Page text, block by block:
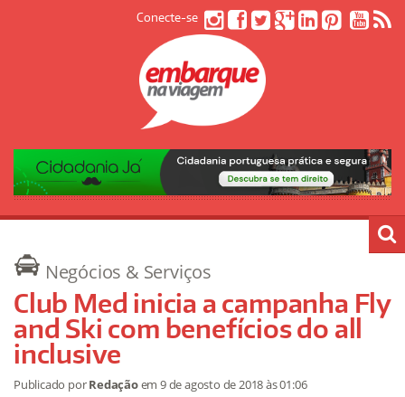
Conecte-se
Negócios & Serviços
Club Med inicia a campanha Fly
and Ski com benefícios do all
inclusive
Publicado porRedaçãoem9 de agosto de 2018às 01:06